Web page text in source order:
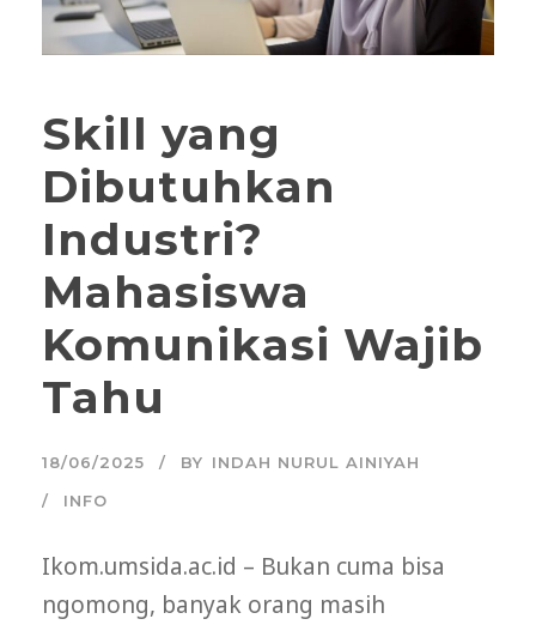
Skill yang
Dibutuhkan
Industri?
Mahasiswa
Komunikasi Wajib
Tahu
18/06/2025 BY INDAH NURUL AINIYAH
INFO
Ikom.umsida.ac.id – Bukan cuma bisa
ngomong, banyak orang masih